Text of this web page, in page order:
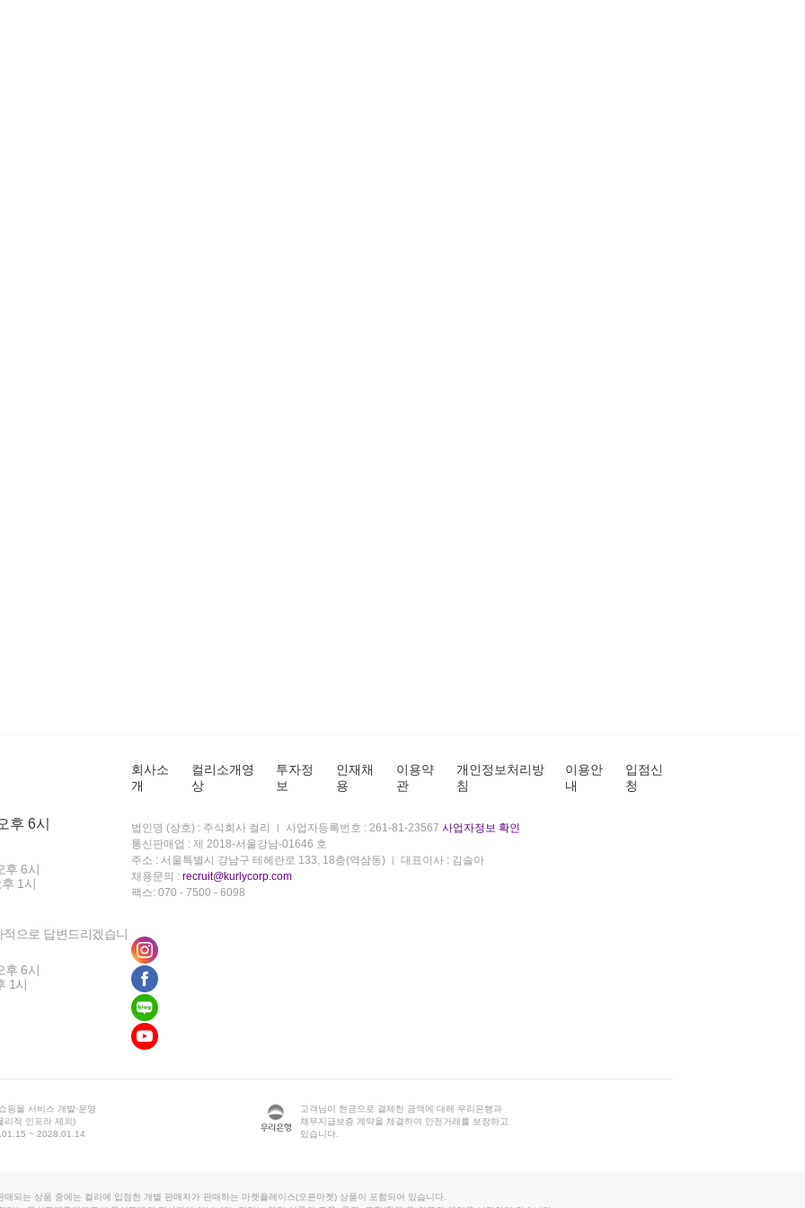
후 6시
후 6시
1시
으로 답변드리겠습니
후 6시
1시
회사소
개
컬리소개영
상
투자정
보
인재채
용
이용약
관
개인정보처리방
침
이용안
내
입점신
청
법인명 (상호) : 주식회사 컬리 사업자등록번호 : 261-81-23567 사업자정보 확인
통신판매업 : 제 2018-서울강남-01646 호
주소 : 서울특별시 강남구 테헤란로 133, 18층(역삼동)
대표이사 : 김슬아
채용문의 : recruit@kurlycorp.com
팩스: 070 - 7500 - 6098
핑몰 서비스 개발·운영
리적 인프라 제외)
~ 2028.01.14
고객님이 현금으로 결제한 금액에 대해 우리은행과
채무지급보증 계약을 체결하여 안전거래를 보장하고
있습니다.
매되는 상품 중에는 컬리에 입점한 개별 판매자가 판매하는 마켓플레이스(오픈마켓) 상품이 포함되어 있습니다.